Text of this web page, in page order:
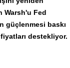
Warsh'u Fed
güçlenmesi baskı
destekliyor.